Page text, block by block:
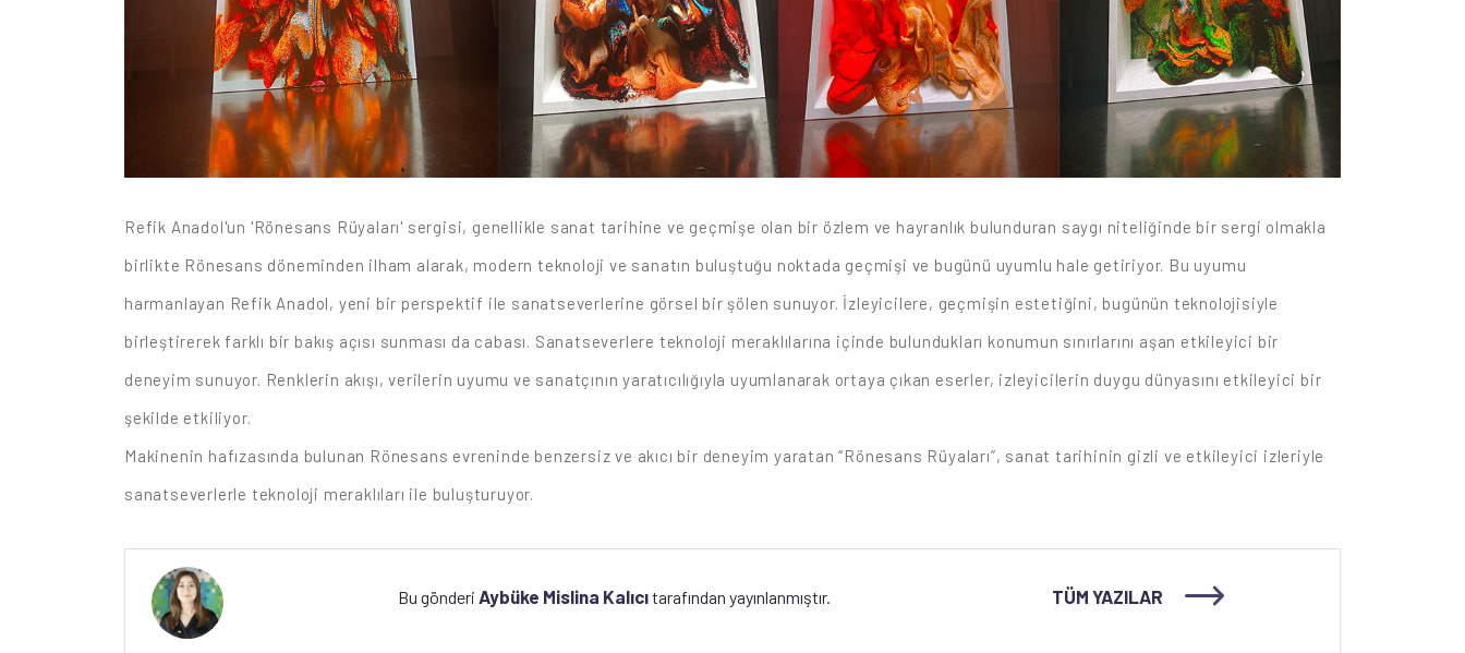
Refik Anadol'un 'Rönesans Rüyaları' sergisi, genellikle sanat tarihine ve geçmişe olan bir özlem ve hayranlık bulunduran saygı niteliğinde bir sergi olmakla
birlikte Rönesans döneminden ilham alarak, modern teknoloji ve sanatın buluştuğu noktada geçmişi ve bugünü uyumlu hale getiriyor. Bu uyumu
harmanlayan Refik Anadol, yeni bir perspektif ile sanatseverlerine görsel bir şölen sunuyor. İzleyicilere, geçmişin estetiğini, bugünün teknolojisiyle
birleştirerek farklı bir bakış açısı sunması da cabası. Sanatseverlere teknoloji meraklılarına içinde bulundukları konumun sınırlarını aşan etkileyici bir
deneyim sunuyor. Renklerin akışı, verilerin uyumu ve sanatçının yaratıcılığıyla uyumlanarak ortaya çıkan eserler, izleyicilerin duygu dünyasını etkileyici bir
şekilde etkiliyor.
Makinenin hafızasında bulunan Rönesans evreninde benzersiz ve akıcı bir deneyim yaratan “Rönesans Rüyaları”, sanat tarihinin gizli ve etkileyici izleriyle
sanatseverlerle teknoloji meraklıları ile buluşturuyor.
Bu gönderi Aybüke Mislina Kalıcıtarafından yayınlanmıştır. TÜM YAZILAR